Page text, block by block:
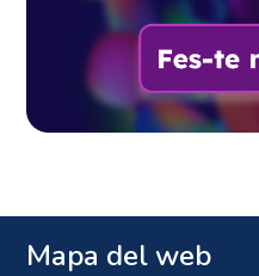
Mapa del web